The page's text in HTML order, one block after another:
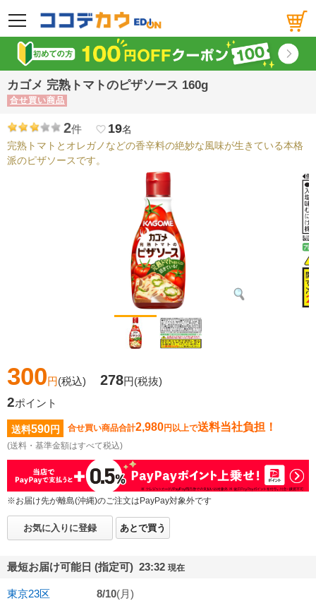
メニュー
カゴメ 完熟トマトのピザソース 160g
合せ買い商品
2件 favorite_border 19名
完熟トマトとオレガノなどの香辛料の絶妙な風味が生きている本格
派のピザソースです。
300円(税込) 278円(税抜)
2ポイント
送料590円 合せ買い商品合計2,980円以上で送料当社負担！
(送料・基準金額はすべて税込)
※お届け先が離島(沖縄)のご注文はPayPay対象外です
お気に入りに登録 あとで買う
最短お届け可能日 (指定可) 23:32 現在
東京23区 8/10(月)